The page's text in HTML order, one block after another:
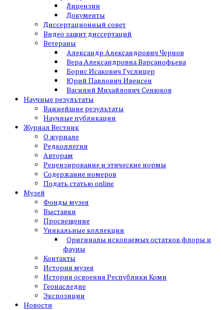
Лицензии
Документы
Диссертационный совет
Видео защит диссертаций
Ветераны
Александр Александрович Чернов
Вера Александровна Варсанофьева
Борис Исакович Гуслицер
Юрий Павлович Ивенсен
Василий Михайлович Сенюков
Научные результаты
Важнейшие результаты
Научные публикации
Журнал Вестник
О журнале
Редколлегия
Авторам
Рецензирование и этические нормы
Содержание номеров
Подать статью online
Музей
Фонды музея
Выставки
Просвещение
Уникальные коллекции
Оригиналы ископаемых остатков флоры и
фауны
Контакты
История музея
История освоения Республики Коми
Геонаследие
Экспозиции
Новости